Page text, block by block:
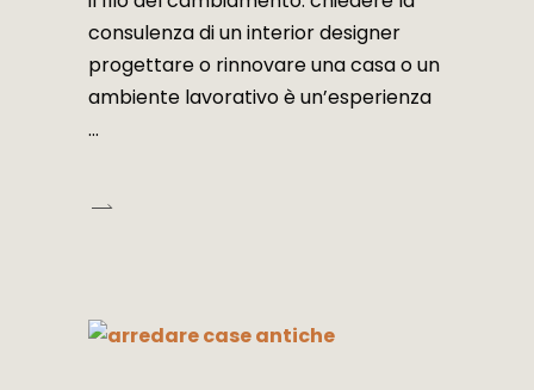
consulenza di un interior designer
progettare o rinnovare una casa o un
ambiente lavorativo è un’esperienza